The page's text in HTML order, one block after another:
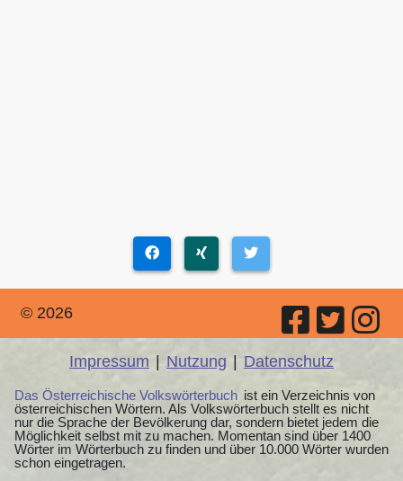
© 2026
Impressum Nutzung Datenschutz
Das Österreichische Volkswörterbuch ist ein Verzeichnis von
österreichischen Wörtern. Als Volkswörterbuch stellt es nicht
nur die Sprache der Bevölkerung dar, sondern bietet jedem die
Möglichkeit selbst mit zu machen. Momentan sind über 1400
Wörter im Wörterbuch zu finden und über 10.000 Wörter wurden
schon eingetragen.